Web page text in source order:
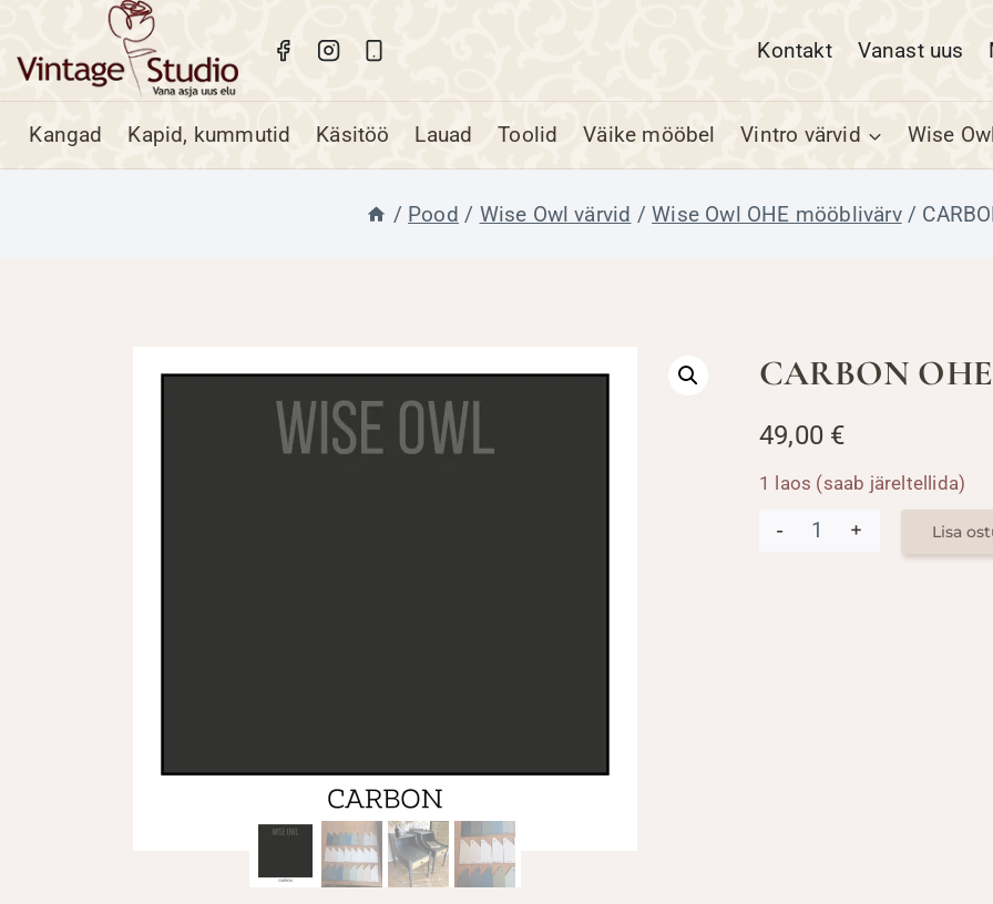
content
Kontakt Vanast uus
Kangad Kapid, kummutid Käsitöö Lauad Toolid Väike mööbel Vintro värvid Wise
/ Pood / Wise Owl värvid / Wise Owl OHE mööblivärv /
CARBON
49,00 €
1 laos (saab järeltellida)
CARBON
OHE
Lisa